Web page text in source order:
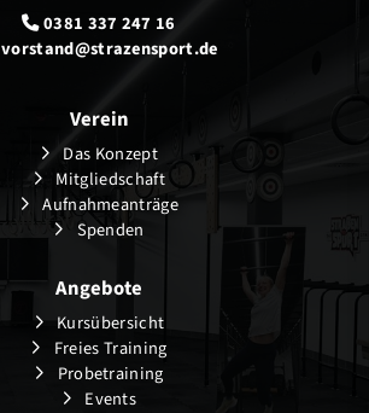
0381 337 247 16
vorstand@strazensport.de
Verein
Das Konzept
Mitgliedschaft
Aufnahmeanträge
Spenden
Angebote
Kursübersicht
Freies Training
Probetraining
Events